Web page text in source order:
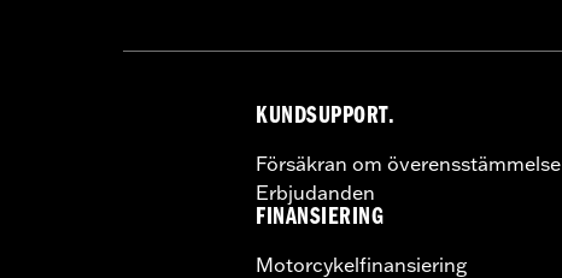
KUNDSUPPORT.
Försäkran om överensstämmelse
Erbjudanden
FINANSIERING
Motorcykelfinansiering